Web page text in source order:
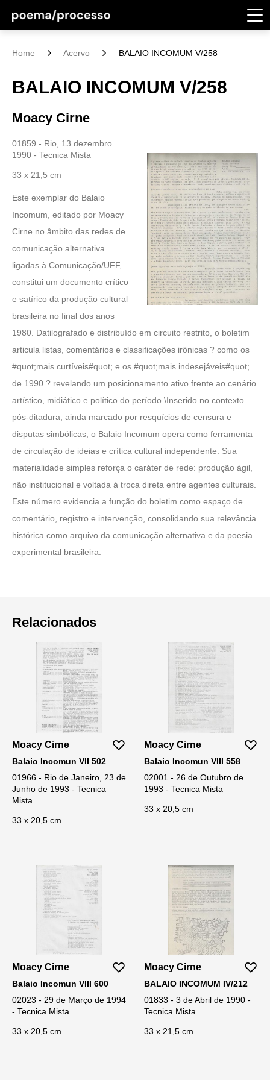
Home Acervo BALAIO INCOMUM V/258
BALAIO INCOMUM V/258
Moacy Cirne
01859 - Rio, 13 dezembro
1990 - Tecnica Mista
33 x 21,5 cm
Este exemplar do Balaio
Incomum, editado por Moacy
Cirne no âmbito das redes de
comunicação alternativa
ligadas à Comunicação/UFF,
constitui um documento crítico
e satírico da produção cultural
brasileira no final dos anos
1980. Datilografado e distribuído em circuito restrito, o boletim
articula listas, comentários e classificações irônicas ? como os
#quot;mais curtíveis#quot; e os #quot;mais indesejáveis#quot;
de 1990 ? revelando um posicionamento ativo frente ao cenário
artístico, midiático e político do período.\Inserido no contexto
pós-ditadura, ainda marcado por resquícios de censura e
disputas simbólicas, o Balaio Incomum opera como ferramenta
de circulação de ideias e crítica cultural independente. Sua
materialidade simples reforça o caráter de rede: produção ágil,
não institucional e voltada à troca direta entre agentes culturais.
Este número evidencia a função do boletim como espaço de
comentário, registro e intervenção, consolidando sua relevância
histórica como arquivo da comunicação alternativa e da poesia
experimental brasileira.
Relacionados
Moacy Cirne
Balaio Incomun VII 502
01966 - Rio de Janeiro, 23 de
Junho de 1993 - Tecnica
Mista
33 x 20,5 cm
Moacy Cirne
Balaio Incomun VIII 558
02001 - 26 de Outubro de
1993 - Tecnica Mista
33 x 20,5 cm
Moacy Cirne
Balaio Incomun VIII 600
02023 - 29 de Março de 1994
- Tecnica Mista
33 x 20,5 cm
Moacy Cirne
BALAIO INCOMUM IV/212
01833 - 3 de Abril de 1990 -
Tecnica Mista
33 x 21,5 cm